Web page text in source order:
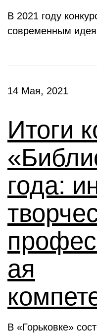
В 2021 году
современным
14 Мая, 2021
Итоги
года:
ая
В «Горьковке»